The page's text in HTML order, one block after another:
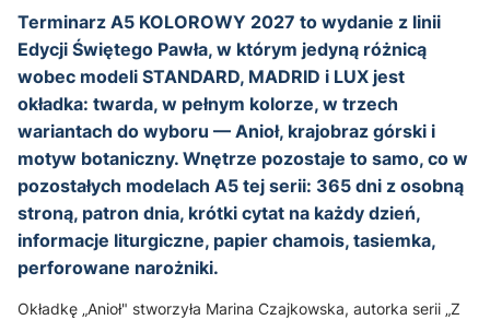
Terminarz A5 KOLOROWY 2027 to wydanie z linii
Edycji Świętego Pawła, w którym jedyną różnicą
wobec modeli STANDARD, MADRID i LUX jest
okładka: twarda, w pełnym kolorze, w trzech
wariantach do wyboru — Anioł, krajobraz górski i
motyw botaniczny. Wnętrze pozostaje to samo, co w
pozostałych modelach A5 tej serii: 365 dni z osobną
stroną, patron dnia, krótki cytat na każdy dzień,
informacje liturgiczne, papier chamois, tasiemka,
perforowane narożniki.
Okładkę „Anioł" stworzyła Marina Czajkowska, autorka serii „Z